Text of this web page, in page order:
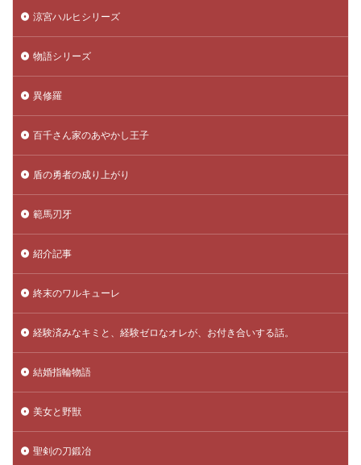
涼宮ハルヒシリーズ
物語シリーズ
異修羅
百千さん家のあやかし王子
盾の勇者の成り上がり
範馬刃牙
紹介記事
終末のワルキューレ
経験済みなキミと、経験ゼロなオレが、お付き合いする話。
結婚指輪物語
美女と野獣
聖剣の刀鍛冶